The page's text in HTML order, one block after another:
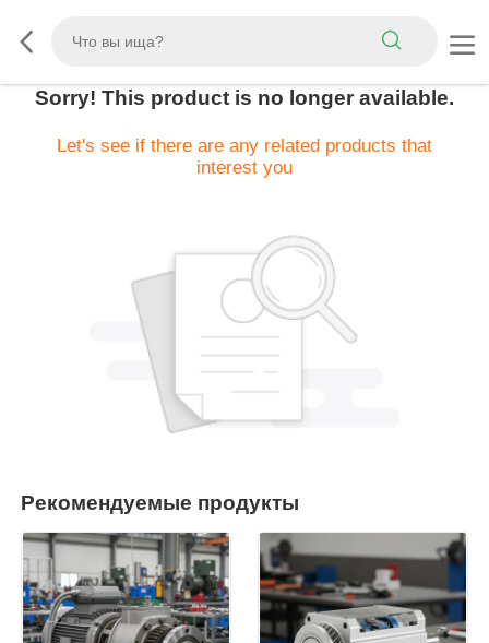
Sorry! This product is no longer available.
Let's see if there are any related products that
interest you
Рекомендуемые продукты